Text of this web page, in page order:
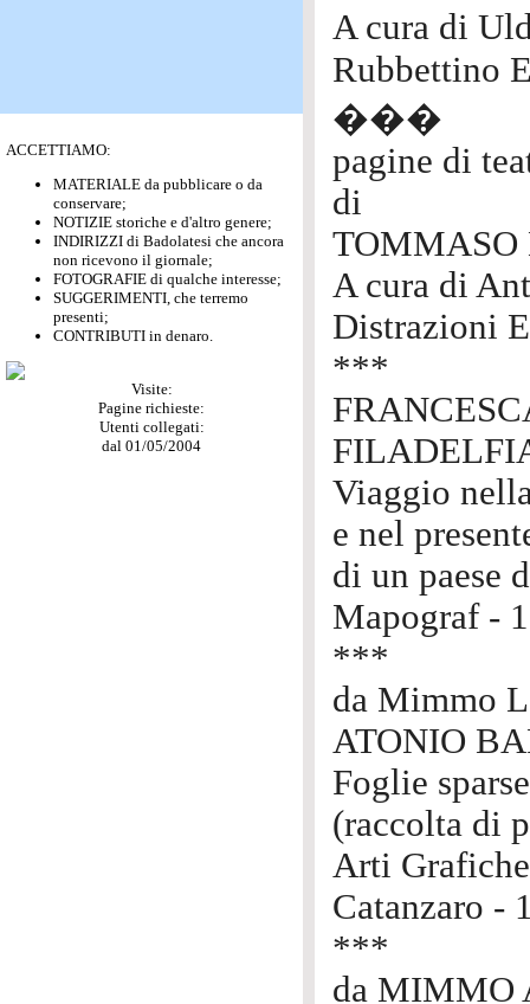
ACCETTIAMO:
MATERIALE da pubblicare o da
conservare;
NOTIZIE storiche e d'altro genere;
INDIRIZZI di Badolatesi che ancora
non ricevono il giornale;
FOTOGRAFIE di qualche interesse;
SUGGERIMENTI, che terremo
presenti;
CONTRIBUTI in denaro.
Visite:
Pagine richieste:
Utenti collegati:
dal 01/05/2004
A cura di
Rubbettino
���
pagine di
di
TOMMASO
A cura di
Distrazioni
***
Viaggio
e nel
di un paese
Mapograf -
***
da Mimmo
ATONIO
Foglie sparse
(raccolta di
Arti
Catanzaro -
***
da MIMMO